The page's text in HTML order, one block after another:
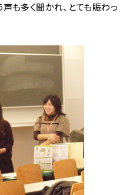
も多く聞かれ、とても賑わっ